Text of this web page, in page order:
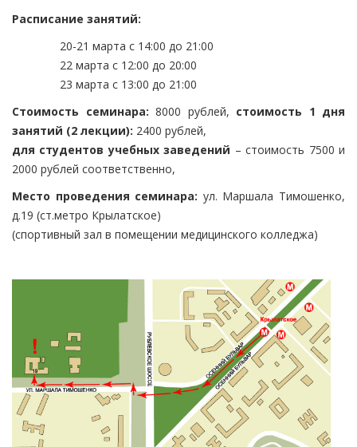
Расписание занятий:
20-21 марта с 14:00 до 21:00
22 марта с 12:00 до 20:00
23 марта с 13:00 до 21:00
Стоимость семинара: 8000 рублей, стоимость 1 дня
занятий (2 лекции): 2400 рублей,
для студентов учебных заведений – стоимость 7500 и
2000 рублей соответственно,
Место проведения семинара: ул. Маршала Тимошенко,
д.19 (ст.метро Крылатское)
(спортивный зал в помещении медицинского колледжа)